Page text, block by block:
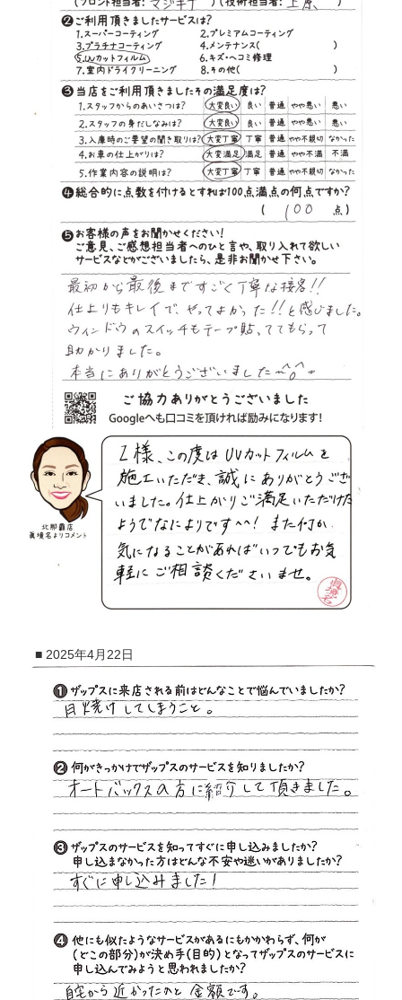
■ 2025年4月22日